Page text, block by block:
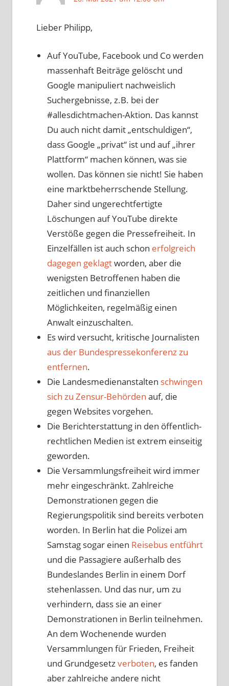
Lieber Philipp,
Auf YouTube, Facebook und Co werden
massenhaft Beiträge gelöscht und
Google manipuliert nachweislich
Suchergebnisse, z.B. bei der
#allesdichtmachen-Aktion. Das kannst
Du auch nicht damit „entschuldigen“,
dass Google „privat“ ist und auf „ihrer
Plattform“ machen können, was sie
wollen. Das können sie nicht! Sie haben
eine marktbeherrschende Stellung.
Daher sind ungerechtfertigte
Löschungen auf YouTube direkte
Verstöße gegen die Pressefreiheit. In
Einzelfällen ist auch schon erfolgreich
dagegen geklagtworden, aber die
wenigsten Betroffenen haben die
zeitlichen und finanziellen
Möglichkeiten, regelmäßig einen
Anwalt einzuschalten.
Es wird versucht, kritische Journalisten
aus der Bundespressekonferenz zu
entfernen.
Die Landesmedienanstalten schwingen
sich zu Zensur-Behörden auf, die
gegen Websites vorgehen.
Die Berichterstattung in den öffentlich-
rechtlichen Medien ist extrem einseitig
geworden.
Die Versammlungsfreiheit wird immer
mehr eingeschränkt. Zahlreiche
Demonstrationen gegen die
Regierungspolitik sind bereits verboten
worden. In Berlin hat die Polizei am
Samstag sogar einen Reisebus entführt
und die Passagiere außerhalb des
Bundeslandes Berlin in einem Dorf
stehenlassen. Und das nur, um zu
verhindern, dass sie an einer
Demonstrationen in Berlin teilnehmen.
An dem Wochenende wurden
Versammlungen für Frieden, Freiheit
und Grundgesetzverboten, es fanden
aber zahlreiche andere nicht